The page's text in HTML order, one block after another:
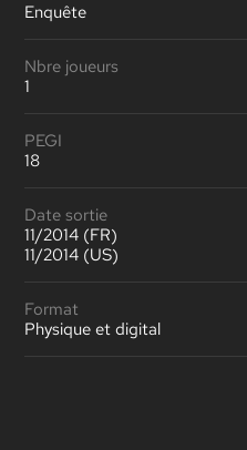
Enquête
Nbre joueurs
1
PEGI
18
Date sortie
11/2014 (FR)
11/2014 (US)
Format
Physique et digital